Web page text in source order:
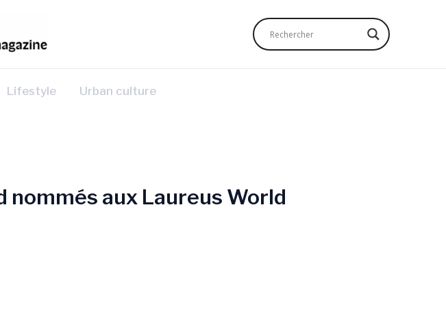
Lifestyle Urban culture
nommés aux Laureus World